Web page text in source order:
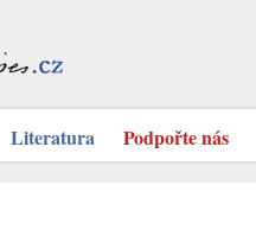
Literatura Podpořte nás